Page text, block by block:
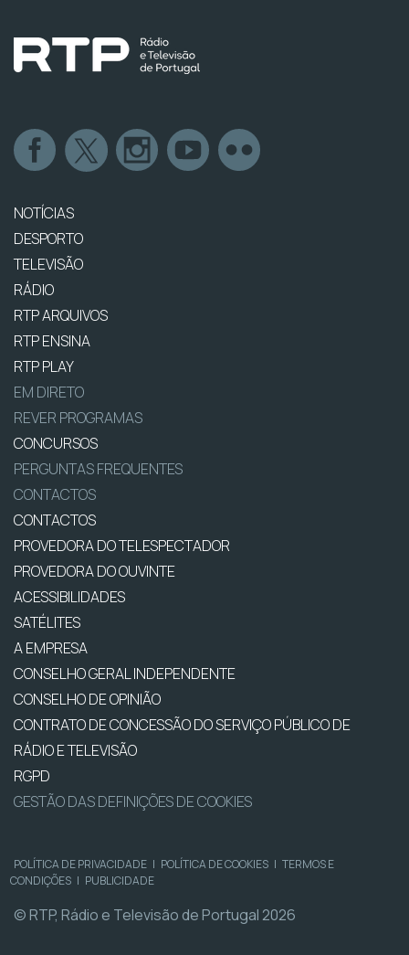
NOTÍCIAS
DESPORTO
TELEVISÃO
RÁDIO
RTP ARQUIVOS
RTP ENSINA
RTP PLAY
EM DIRETO
REVER PROGRAMAS
CONCURSOS
PERGUNTAS FREQUENTES
CONTACTOS
CONTACTOS
PROVEDORA DO TELESPECTADOR
PROVEDORA DO OUVINTE
ACESSIBILIDADES
SATÉLITES
A EMPRESA
CONSELHO GERAL INDEPENDENTE
CONSELHO DE OPINIÃO
CONTRATO DE CONCESSÃO DO SERVIÇO PÚBLICO DE
RÁDIO E TELEVISÃO
RGPD
GESTÃO DAS DEFINIÇÕES DE COOKIES
POLÍTICA DE PRIVACIDADE | POLÍTICA DE COOKIES | TERMOS E
CONDIÇÕES | PUBLICIDADE
© RTP, Rádio e Televisão de Portugal 2026